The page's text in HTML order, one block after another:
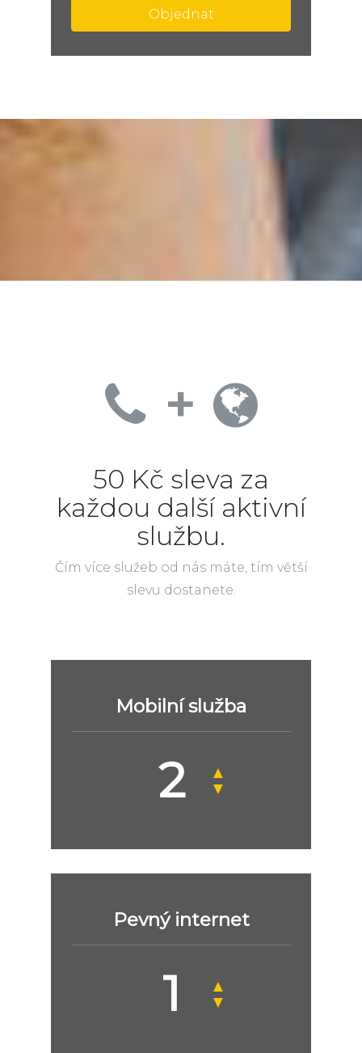
Objednat
+
50 Kč sleva za
každou další aktivní
službu.
Čím více služeb od nás máte, tím větší
slevu dostanete.
Mobilní služba
▲
▼
Pevný internet
▲
▼